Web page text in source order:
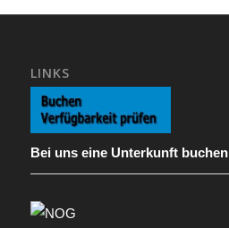
LINKS
Bei uns eine Unterkunft buchen